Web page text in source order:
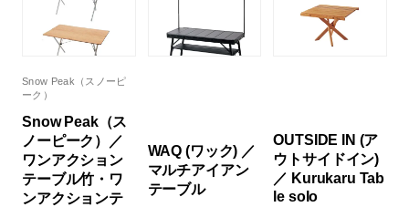
Snow Peak（スノーピ
ーク）
Snow Peak（ス
ノーピーク）／
ワンアクション
テーブル竹・ワ
ンアクションテ
WAQ (ワック) ／
マルチアイアン
テーブル
OUTSIDE IN (ア
ウトサイドイン)
／ Kurukaru Tab
le solo